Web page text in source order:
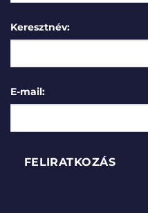
Keresztnév:
E-mail: